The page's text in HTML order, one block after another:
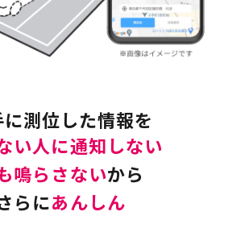
測位した情報を
い人に通知しない
鳴らさないから
らにあんしん